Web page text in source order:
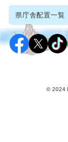
県庁舎配置一覧
© 2024